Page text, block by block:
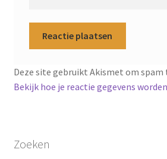
Deze site gebruikt Akismet om spam
Bekijk hoe je reactie gegevens
Zoeken